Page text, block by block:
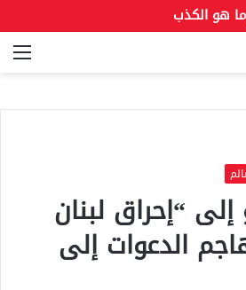
هو الكذب
“إحراق لبنان
الدعوات إلى